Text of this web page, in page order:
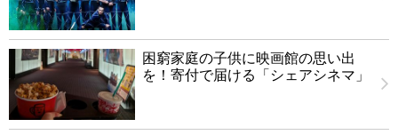
困窮家庭の子供に映画館の思い出
を！寄付で届ける「シェアシネマ」